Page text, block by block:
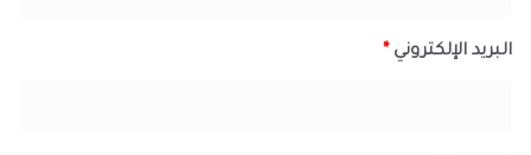
البريد الإلكتروني *